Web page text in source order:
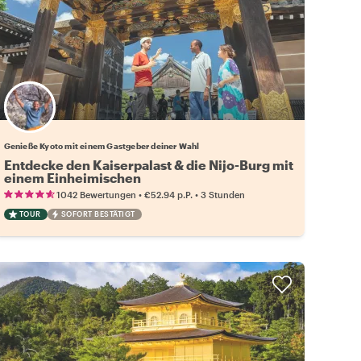
Wähle deinen Lieblingsgastgeber
Genieße Kyoto mit einem Gastgeber deiner Wahl
Entdecke den Kaiserpalast & die Nijo-Burg mit
einem Einheimischen
1042 Bewertungen • €52.94 p.P. • 3 Stunden
TOUR SOFORT BESTÄTIGT